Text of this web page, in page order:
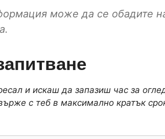
може да се обадите
и искаш да запазиш час за
с теб в максимално кратък